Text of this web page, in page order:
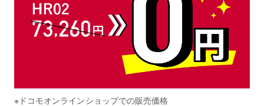
※ドコモオンラインショップでの販売価格